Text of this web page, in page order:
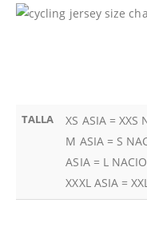
TALLA
XS ASIA = XXS
M ASIA = S
ASIA = L
XXXL ASIA =